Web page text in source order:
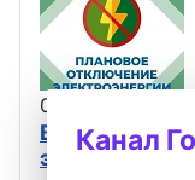
06.08.2026
Вниманию
Канал